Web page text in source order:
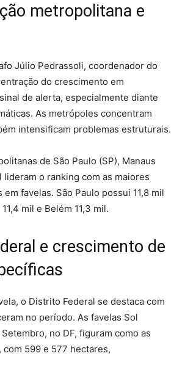
metropolitana e
Júlio Pedrassoli, coordenador do
do crescimento em
de alerta, especialmente diante
As metrópoles concentram
intensificam problemas estruturais.
de São Paulo (SP), Manaus
lideram o ranking com as maiores
em favelas. São Paulo possui 11,8 mil
mil e Belém 11,3 mil.
e crescimento de
o Distrito Federal se destaca com
no período. As favelas Sol
no DF, figuram como as
com 599 e 577 hectares,